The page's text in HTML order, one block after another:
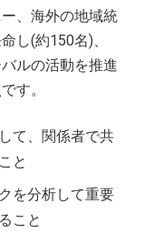
、海外の地域統
し(約150名)、
ルの活動を推進
す。
て、関係者で共
と
を分析して重要
こと